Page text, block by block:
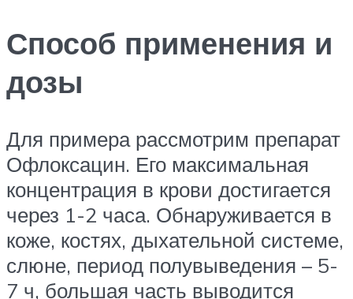
Способ применения и
дозы
Для примера рассмотрим препарат
Офлоксацин. Его максимальная
концентрация в крови достигается
через 1-2 часа. Обнаруживается в
коже, костях, дыхательной системе,
слюне, период полувыведения – 5-
7 ч, большая часть выводится